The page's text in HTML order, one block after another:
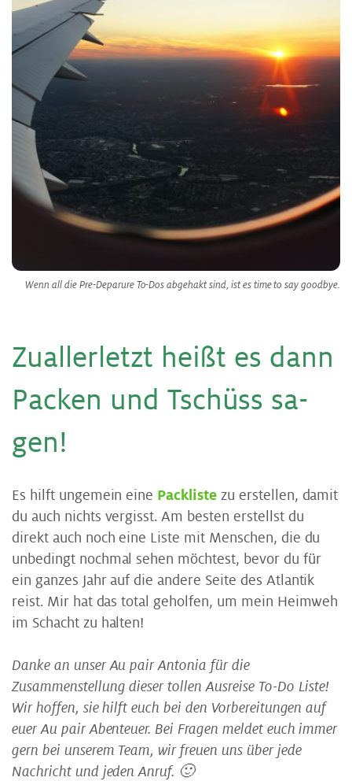
Wenn all die Pre-Deparure To-Dos abgehakt sind, ist es time to say goodbye.
Zu­al­ler­letzt heißt es dann
Pa­cken und Tschüss sa­
gen!
Es hilft ungemein eine Packliste zu erstellen, damit
du auch nichts vergisst. Am besten erstellst du
direkt auch noch eine Liste mit Menschen, die du
unbedingt nochmal sehen möchtest, bevor du für
ein ganzes Jahr auf die andere Seite des Atlantik
reist. Mir hat das total geholfen, um mein Heimweh
im Schacht zu halten!
Danke an unser Au pair Antonia für die
Zusammenstellung dieser tollen Ausreise To-Do Liste!
Wir hoffen, sie hilft euch bei den Vorbereitungen auf
euer Au pair Abenteuer. Bei Fragen meldet euch immer
gern bei unserem Team, wir freuen uns über jede
Nachricht und jeden Anruf. 🙂